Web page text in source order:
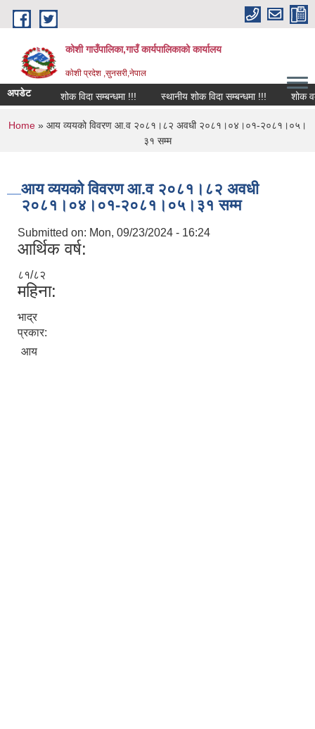
Skip to main content
कोशी गाउँपालिका,गाउँ कार्यपालिकाको कार्यालय
काेशी प्रदेश ,सुनसरी,नेपाल
अपडेट शोक विदा सम्बन्धमा !!! स्थानीय शोक विदा सम्बन्धमा !!! शोक
You are here
Home » आय व्ययको विवरण आ.व २०८१।८२ अवधी २०८१।०४।०१-२०८१।०५।
३१ सम्म
आय व्ययको विवरण आ.व २०८१।८२ अवधी
२०८१।०४।०१-२०८१।०५।३१ सम्म
Submitted on: Mon, 09/23/2024 - 16:24
आर्थिक वर्ष:
८१/८२
महिना:
भाद्र
प्रकार:
आय